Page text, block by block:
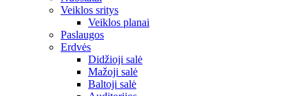
Veiklos sritys
Veiklos planai
Paslaugos
Erdvės
Didžioji salė
Mažoji salė
Baltoji salė